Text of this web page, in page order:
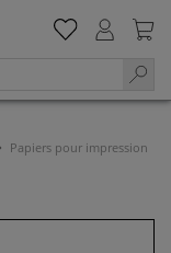
Papiers pour impression